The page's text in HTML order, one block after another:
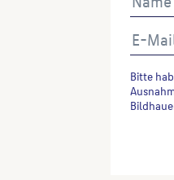
Bitte